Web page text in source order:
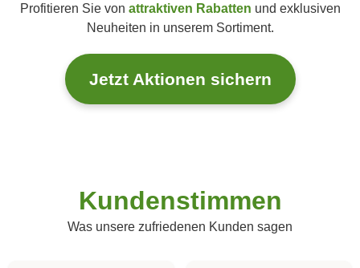
Profitieren Sie von attraktiven Rabatten und exklusiven
Neuheiten in unserem Sortiment.
Jetzt Aktionen sichern
Kundenstimmen
Was unsere zufriedenen Kunden sagen